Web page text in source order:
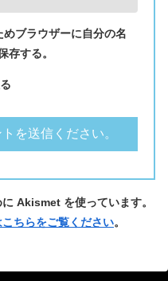
ブラウザーに自分の名
存する。
Akismet を使っています。
ちらをご覧ください。